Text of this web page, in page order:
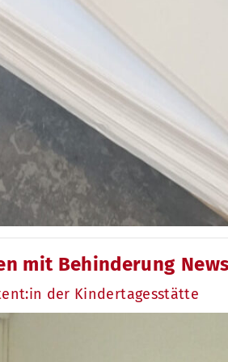
Kategorien
mit Behinderung
der Kindertagesstätte